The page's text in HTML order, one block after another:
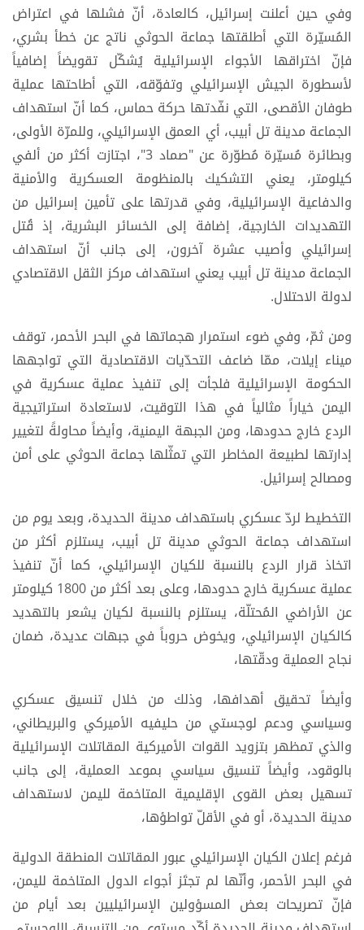
وفي حين أعلنت إسرائيل، كالعادة، أنّ فشلها في اعتراض
المُسيّرة التي أطلقتها جماعة الحوثي ناتج عن خطأ بشري،
فإنّ اختراقها الأجواء الإسرائيلية يُشكّل تقويضاً إضافياً
لأسطورة الجيش الإسرائيلي وتفوّقه، التي أطاحتها عملية
طوفان الأقصى، التي نفّدتها حركة حماس، كما أنّ استهداف
الجماعة مدينة تل أبيب، أي العمق الإسرائيلي، وللمرّة الأولى،
وبطائرة مُسيّرة مُطوّرة عن "صماد 3"، اجتازت أكثر من ألفي
كيلومتر، يعني التشكيك بالمنظومة العسكرية والأمنية
والدفاعية الإسرائيلية، وفي قدرتها على تأمين إسرائيل من
التهديدات الخارجية، إضافة إلى الخسائر البشرية، إذ قُتل
إسرائيلي وأصيب عشرة آخرون، إلى جانب أنّ استهداف
الجماعة مدينة تل أبيب يعني استهداف مركز الثقل الاقتصادي
لدولة الاحتلال.
ومن ثمّ، وفي ضوء استمرار هجماتها في البحر الأحمر، توقف
ميناء إيلات، ممّا ضاعف التحدّيات الاقتصادية التي تواجهها
الحكومة الإسرائيلية فلجأت إلى تنفيذ عملية عسكرية في
اليمن خياراً مثالياً في هذا التوقيت، لاستعادة استراتيجية
الردع خارج حدودها، ومن الجبهة اليمنية، وأيضاً محاولةً لتغيير
إدارتها لطبيعة المخاطر التي تمثّلها جماعة الحوثي على أمن
ومصالح إسرائيل.
التخطيط لردّ عسكري باستهداف مدينة الحديدة، وبعد يوم من
استهداف جماعة الحوثي مدينة تل أبيب، يستلزم أكثر من
اتخاذ قرار الردع بالنسبة للكيان الإسرائيلي، كما أنّ تنفيذ
عملية عسكرية خارج حدودها، وعلى بعد أكثر من 1800 كيلومتر
عن الأراضي المُحتلّة، يستلزم بالنسبة لكيان يشعر بالتهديد
كالكيان الإسرائيلي، ويخوض حروباً في جبهات عديدة، ضمان
نجاح العملية ودقّتها،
وأيضاً تحقيق أهدافها، وذلك من خلال تنسيق عسكري
وسياسي ودعم لوجستي من حليفيه الأميركي والبريطاني،
والذي تمظهر بتزويد القوات الأميركية المقاتلات الإسرائيلية
بالوقود، وأيضاً تنسيق سياسي بموعد العملية، إلى جانب
تسهيل بعض القوى الإقليمية المتاخمة لليمن لاستهداف
مدينة الحديدة، أو في الأقلّ تواطؤها،
فرغم إعلان الكيان الإسرائيلي عبور المقاتلات المنطقة الدولية
في البحر الأحمر، وأنّها لم تجتَز أجواء الدول المتاخمة لليمن،
فإنّ تصريحات بعض المسؤولين الإسرائيليين بعد أيام من